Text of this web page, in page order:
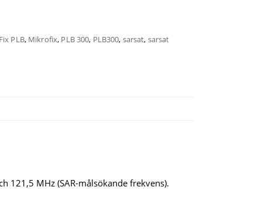
PLB, Mikrofix, PLB 300, PLB300, sarsat, sarsat
121,5 MHz (SAR-målsökande frekvens).